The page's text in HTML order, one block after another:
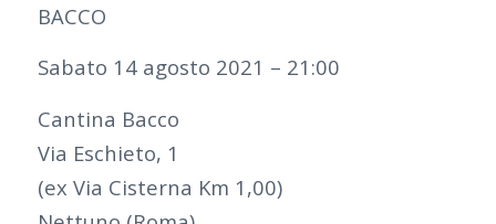
BACCO
Sabato 14 agosto 2021 – 21:00
Cantina Bacco
Via Eschieto, 1
(ex Via Cisterna Km 1,00)